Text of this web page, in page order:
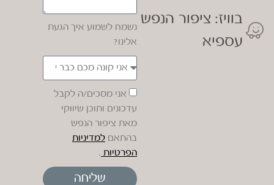
בוויז: ציפור הנפש
עספיא
נשמח לשמוע איך הגעת
אלינו?
אני מסכים/ה לקבל
עדכונים ותוכן שיווקי
מאת ציפור הנפש
בהתאם למדיניות
הפרטיות .
שליחה